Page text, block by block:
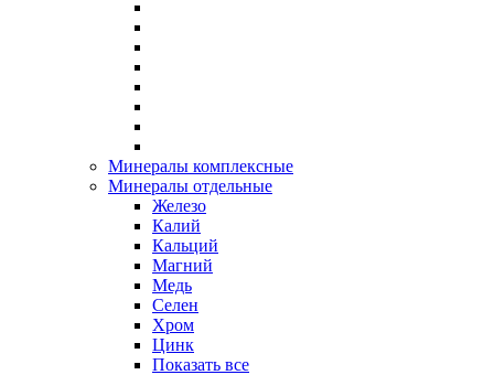
Минералы комплексные
Минералы отдельные
Железо
Калий
Кальций
Магний
Медь
Селен
Хром
Цинк
Показать все